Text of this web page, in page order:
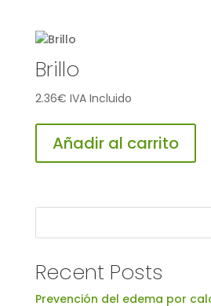
Brillo
2.36€ IVA Incluido
Añadir al carrito
Recent Posts
Prevención del edema por